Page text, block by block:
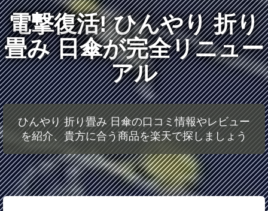
電撃復活! ひんやり 折り
畳み 日傘が完全リニュー
アル
ひんやり 折り畳み 日傘の口コミ情報やレビュー
を紹介、貴方に合う商品を楽天で探しましょう